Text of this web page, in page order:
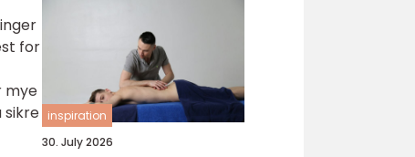
for
mye
sikre inspiration
30. July 2026